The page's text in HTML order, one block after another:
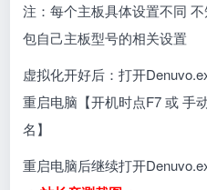
注：每个主板具体设置不同
包自己主板型号的相关设置
虚拟化开好后：打开
重启电脑【开机时点F7 或 手
名】
重启电脑后继续打开